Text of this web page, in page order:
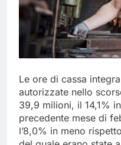
Le ore di cassa
autorizzate nello
39,9 milioni, il 14,1%
precedente mese di
l’8,0% in meno